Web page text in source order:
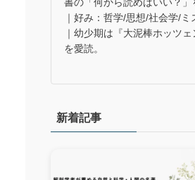
｜好み：哲学/思想/社会学/ミ
｜幼少期は『大泥棒ホッツェ
を愛読。
新着記事